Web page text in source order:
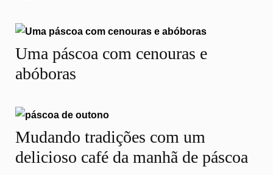
Uma páscoa com cenouras e
abóboras
Mudando tradições com um
delicioso café da manhã de páscoa